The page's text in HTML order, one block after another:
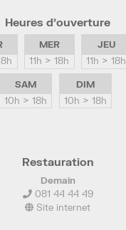
Heures d’ouverture
MER
11h > 18h
JEU
11h > 18h
SAM
10h > 18h
DIM
10h > 18h
Restauration
Demain
081 44 44 49
Site internet